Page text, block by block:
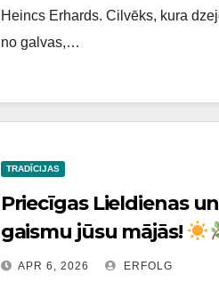
Heincs Erhards. Cilvēks, kura
no galvas,…
TRADĪCIJAS
Priecīgas Lieldienas
gaismu jūsu mājās!
APR 6, 2026 ERFOLG